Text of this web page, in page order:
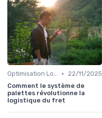
Optimisation Logistique •
22/11/2025
Comment le système de
palettes révolutionne la
logistique du fret